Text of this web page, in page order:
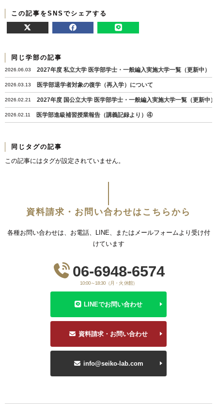
この記事をSNSでシェアする
同じ学部の記事
2026.06.03 2027年度 私立大学 医学部学士・一般編入実施大学一覧（更新中）
2026.03.13 医学部退学者対象の復学（再入学）について
2026.02.21 2027年度 国公立大学 医学部学士・一般編入実施大学一覧（更新中）
2026.02.11 医学部進級補習授業報告（講義記録より）④
同じタグの記事
この記事にはタグが設定されていません。
資料請求・お問い合わせはこちらから
各種お問い合わせは、お電話、LINE、またはメールフォームより受け付
けています
06-6948-6574
10:00～18:30（月・火 休館）
LINEでお問い合わせ
資料請求・お問い合わせ
info@seiko-lab.com